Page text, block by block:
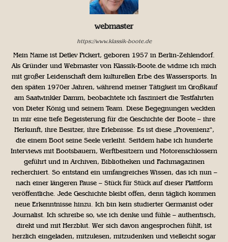
webmaster
https://www.klassik-boote.de
Mein Name ist Detlev Pickert, geboren 1957 in Berlin-Zehlendorf.
Als Gründer und Webmaster von Klassik-Boote.de widme ich mich
mit großer Leidenschaft dem kulturellen Erbe des Wassersports. In
den späten 1970er Jahren, während meiner Tätigkeit im Großkauf
am Saatwinkler Damm, beobachtete ich fasziniert die Testfahrten
von Dieter König und seinem Team. Diese Begegnungen weckten
in mir eine tiefe Begeisterung für die Geschichte der Boote – ihre
Herkunft, ihre Besitzer, ihre Erlebnisse. Es ist diese „Provenienz“,
die einem Boot seine Seele verleiht. Seitdem habe ich hunderte
Interviews mit Bootsbauern, Werftbesitzern und Motorenschlossern
geführt und in Archiven, Bibliotheken und Fachmagazinen
recherchiert. So entstand ein umfangreiches Wissen, das ich nun –
nach einer längeren Pause – Stück für Stück auf dieser Plattform
veröffentliche. Jede Geschichte bleibt offen, denn täglich kommen
neue Erkenntnisse hinzu. Ich bin kein studierter Germanist oder
Journalist. Ich schreibe so, wie ich denke und fühle – authentisch,
direkt und mit Herzblut. Wer sich davon angesprochen fühlt, ist
herzlich eingeladen, mitzulesen, mitzudenken und vielleicht sogar